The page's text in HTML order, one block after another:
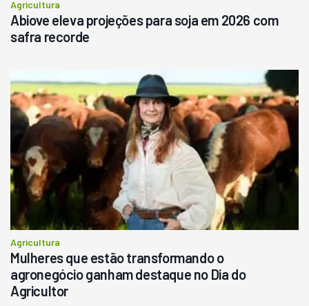
Agricultura
Abiove eleva projeções para soja em 2026 com
safra recorde
Agricultura
Mulheres que estão transformando o
agronegócio ganham destaque no Dia do
Agricultor